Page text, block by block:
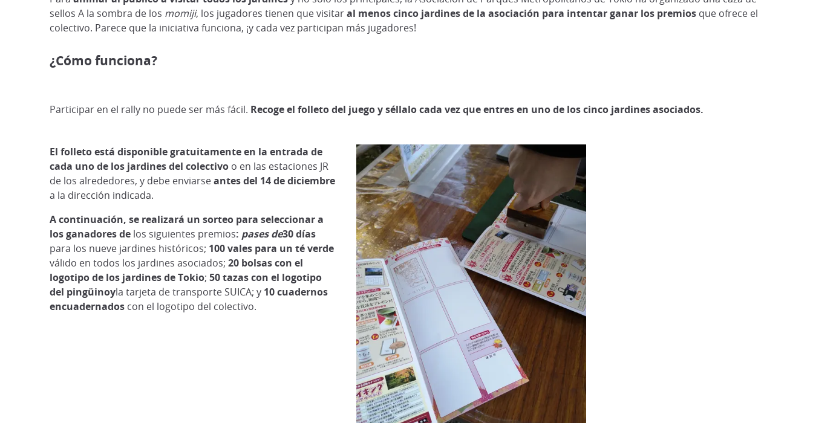
sellos A la sombra de los momiji, los jugadores tienen que visitaral menos cinco jardines de la asociación para intentar ganar los premios que ofrece el
colectivo. Parece que la iniciativa funciona, ¡y cada vez participan más jugadores!
¿Cómo funciona?
Participar en el rally no puede ser más fácil. Recoge el folleto del juego y séllalo cada vez que entres en uno de los cinco jardines asociados.
El folleto está disponible gratuitamente en la entrada de
cada uno de los jardines del colectivo o en las estaciones JR
de los alrededores, y debe enviarseantes del 14 de diciembre
a la dirección indicada.
A continuación, se realizará un sorteo para seleccionar a
los ganadores de los siguientes premios: pases de30 días
para los nueve jardines históricos; 100 vales para un té verde
válido en todos los jardines asociados; 20 bolsas con el
logotipo de los jardines de Tokio; 50 tazas con el logotipo
del pingüinoyla tarjeta de transporte SUICA; y 10 cuadernos
encuadernados con el logotipo del colectivo.